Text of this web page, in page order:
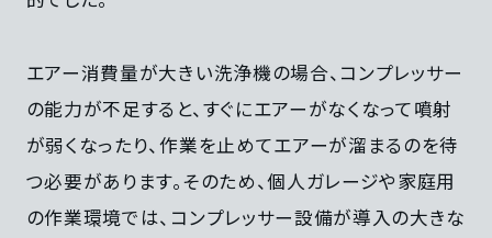
エアー消費量が大きい洗浄機の場合、コンプレッサー
の能力が不足すると、すぐにエアーがなくなって噴射
が弱くなったり、作業を止めてエアーが溜まるのを待
つ必要があります。そのため、個人ガレージや家庭用
の作業環境では、コンプレッサー設備が導入の大きな